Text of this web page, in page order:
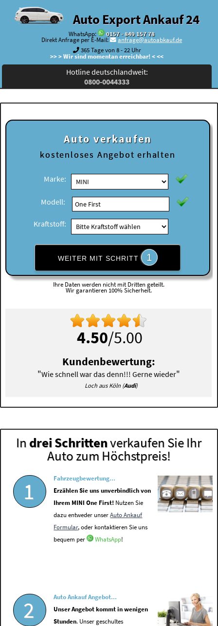
Auto Export Ankauf 24
WhatsApp:
0157 - 849 157 78
Direkt Anfrage per E-Mail:
anfrage@autoabkauf.de
365 Tage von 8 - 22 Uhr
>> > Wir sind momentan erreichbar! < <<
Hotline deutschlandweit:
0800-0044333
Auto verkaufen
kostenloses Angebot erhalten
Marke:
Modell:
Kraftstoff:
WEITER MIT SCHRITT 1
Ihre Daten werden nicht mit Dritten geteilt.
Wir garantieren 100% Sicherheit.
4.50/5.00
Kundenbewertung:
"Wie schnell war das denn!!! Gerne wieder"
Loch aus Köln (Audi)
In drei Schrittenverkaufen Sie Ihr
Auto zum Höchstpreis!
1
Fahrzeugbewertung...
Erzählen Sie uns unverbindlich von
Ihrem MINI One First! Nutzen Sie
dazu entweder unserAuto Ankauf
Formular, oder kontaktieren Sie uns
bequem per
WhatsApp!
2
Auto Ankauf Angebot...
Unser Angebot kommt in wenigen
Stunden. Unser geschultes